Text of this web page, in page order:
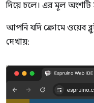
দিয়ে চলে। এর মূল অংশটি
আপনি যদি ক্রোমে ওয়েব
দেখায়: